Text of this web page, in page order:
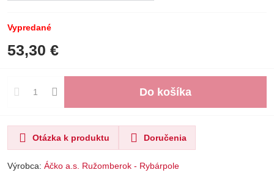
Vypredané
53,30 €
Do košíka
Otázka k produktu Doručenia
Výrobca: Áčko a.s. Ružomberok - Rybárpole